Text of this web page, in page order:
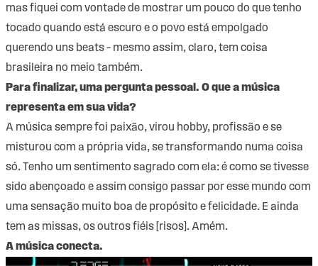
mas fiquei com vontade de mostrar um pouco do que tenho
tocado quando está escuro e o povo está empolgado
querendo uns beats – mesmo assim, claro, tem coisa
brasileira no meio também.
Para finalizar, uma pergunta pessoal. O que a música
representa em sua vida?
A música sempre foi paixão, virou hobby, profissão e se
misturou com a própria vida, se transformando numa coisa
só. Tenho um sentimento sagrado com ela: é como se tivesse
sido abençoado e assim consigo passar por esse mundo com
uma sensação muito boa de propósito e felicidade. E ainda
tem as missas, os outros fiéis [risos]. Amém.
A música conecta.